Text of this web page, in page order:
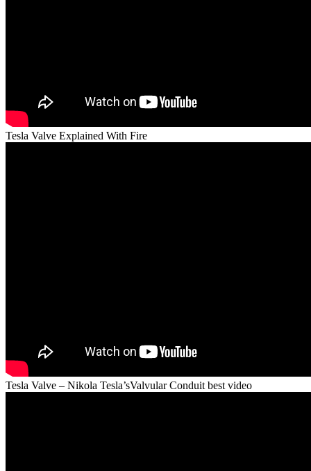
Tesla Valve Explained With Fire
Tesla Valve – Nikola Tesla’sValvular Conduit best video